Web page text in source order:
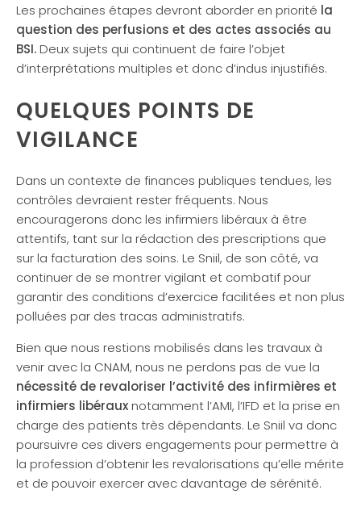
Les prochaines étapes devront aborder en priorité la
question des perfusions et des actes associés au
BSI.Deux sujets qui continuent de faire l’objet
d’interprétations multiples et donc d’indus injustifiés.
QUELQUES POINTS DE
VIGILANCE
Dans un contexte de finances publiques tendues, les
contrôles devraient rester fréquents. Nous
encouragerons donc les infirmiers libéraux à être
attentifs, tant sur la rédaction des prescriptions que
sur la facturation des soins. Le Sniil, de son côté, va
continuer de se montrer vigilant et combatif pour
garantir des conditions d’exercice facilitées et non plus
polluées par des tracas administratifs.
Bien que nous restions mobilisés dans les travaux à
venir avec la CNAM, nous ne perdons pas de vue la
nécessité de revaloriser l’activité des infirmières et
infirmiers libérauxnotamment l’AMI, l’IFD et la prise en
charge des patients très dépendants. Le Sniil va donc
poursuivre ces divers engagements pour permettre à
la profession d’obtenir les revalorisations qu’elle mérite
et de pouvoir exercer avec davantage de sérénité.